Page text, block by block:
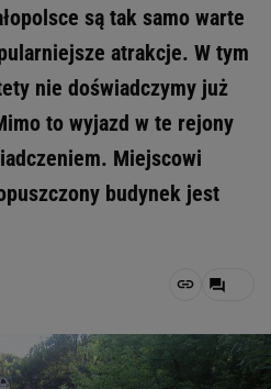
są tak samo warte
atrakcje. W tym
nie doświadczymy już
to wyjazd w te rejony
Miejscowi
budynek jest